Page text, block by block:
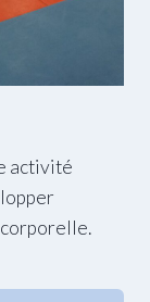
activité